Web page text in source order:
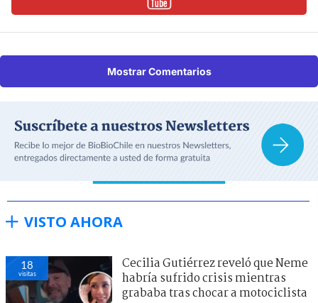
Mostrar Comentarios
VISTO AHORA
18
visitas
Cecilia Gutiérrez reveló que Neme
habría sufrido crisis mientras
grababa tras chocar a motociclista